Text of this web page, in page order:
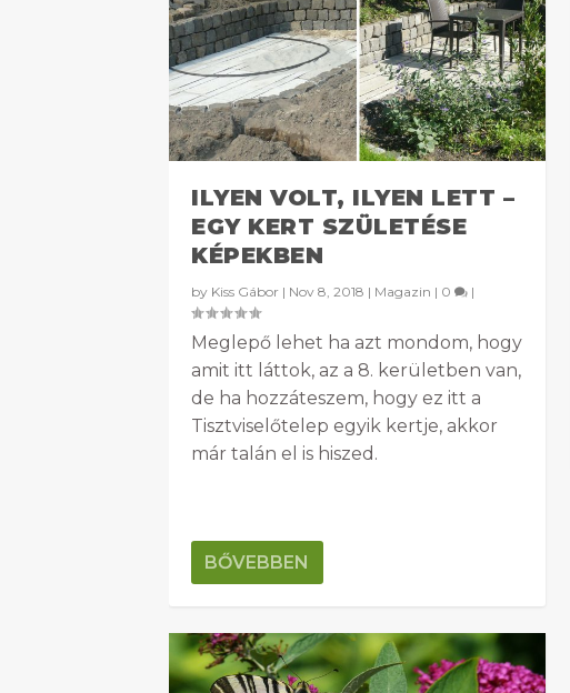
ILYEN VOLT, ILYEN LETT –
EGY KERT SZÜLETÉSE
KÉPEKBEN
by Kiss Gábor | Nov 8, 2018 | Magazin | 0 |
Meglepő lehet ha azt mondom, hogy
amit itt láttok, az a 8. kerületben van,
de ha hozzáteszem, hogy ez itt a
Tisztviselőtelep egyik kertje, akkor
már talán el is hiszed.
BŐVEBBEN